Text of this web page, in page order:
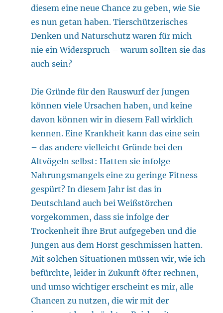
diesem eine neue Chance zu geben, wie Sie
es nun getan haben. Tierschützerisches
Denken und Naturschutz waren für mich
nie ein Widerspruch – warum sollten sie das
auch sein?
Die Gründe für den Rauswurf der Jungen
können viele Ursachen haben, und keine
davon können wir in diesem Fall wirklich
kennen. Eine Krankheit kann das eine sein
– das andere vielleicht Gründe bei den
Altvögeln selbst: Hatten sie infolge
Nahrungsmangels eine zu geringe Fitness
gespürt? In diesem Jahr ist das in
Deutschland auch bei Weißstörchen
vorgekommen, dass sie infolge der
Trockenheit ihre Brut aufgegeben und die
Jungen aus dem Horst geschmissen hatten.
Mit solchen Situationen müssen wir, wie ich
befürchte, leider in Zukunft öfter rechnen,
und umso wichtiger erscheint es mir, alle
Chancen zu nutzen, die wir mit der